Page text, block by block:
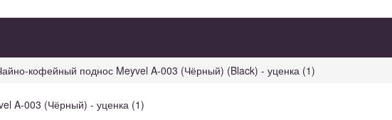
кофейный поднос Meyvel A-003 (Чёрный) (Black) - уценка (1)
A-003 (Чёрный) - уценка (1)